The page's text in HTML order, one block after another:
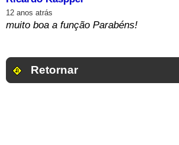
12 anos atrás
muito boa a função Parabéns!
Retornar